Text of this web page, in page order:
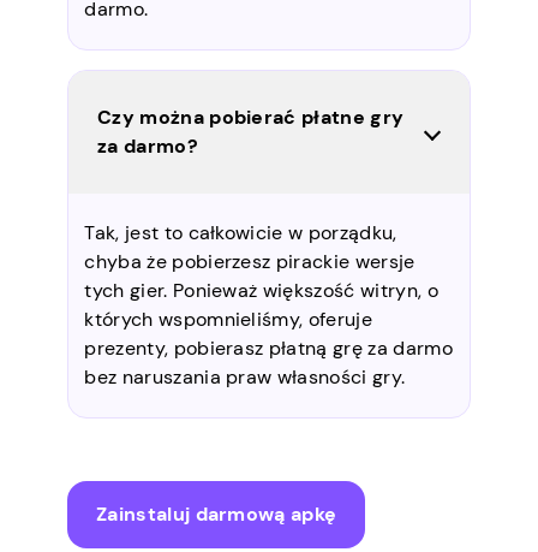
darmo.
Czy można pobierać płatne gry
za darmo?
Tak, jest to całkowicie w porządku,
chyba że pobierzesz pirackie wersje
tych gier. Ponieważ większość witryn, o
których wspomnieliśmy, oferuje
prezenty, pobierasz płatną grę za darmo
bez naruszania praw własności gry.
Zainstaluj darmową apkę